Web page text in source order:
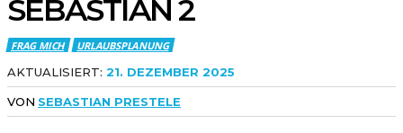
SEBASTIAN 2
FRAG MICH URLAUBSPLANUNG
AKTUALISIERT: 21. DEZEMBER 2025
VON SEBASTIAN PRESTELE